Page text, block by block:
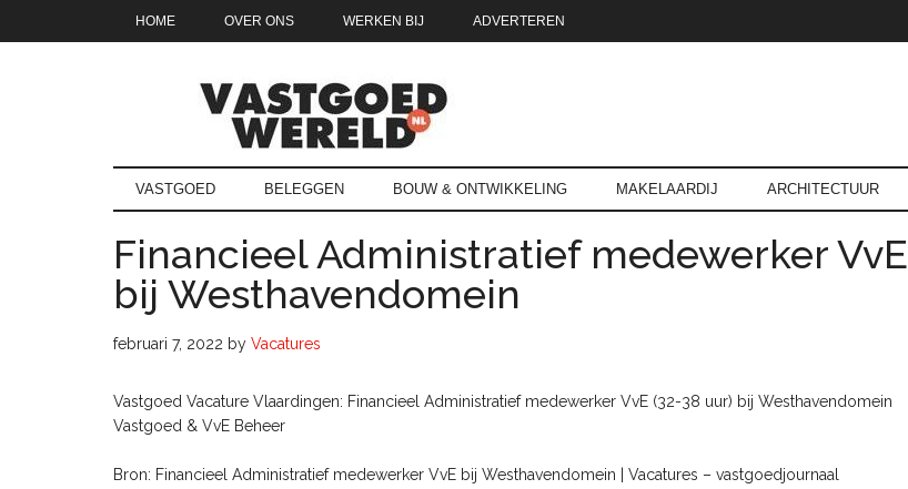
HOME OVER ONS WERKEN BIJ ADVERTEREN
Vastgoedwereld.nl
vastgoedwereld.nl
VASTGOED BELEGGEN BOUW & ONTWIKKELING MAKELAARDIJ ARCHITECTUUR
Financieel Administratief medewerker VvE
bij Westhavendomein
februari 7, 2022 by Vacatures
Vastgoed Vacature Vlaardingen: Financieel Administratief medewerker VvE (32-38 uur) bij Westhavendomein
Vastgoed & VvE Beheer
Bron: Financieel Administratief medewerker VvE bij Westhavendomein | Vacatures – vastgoedjournaal